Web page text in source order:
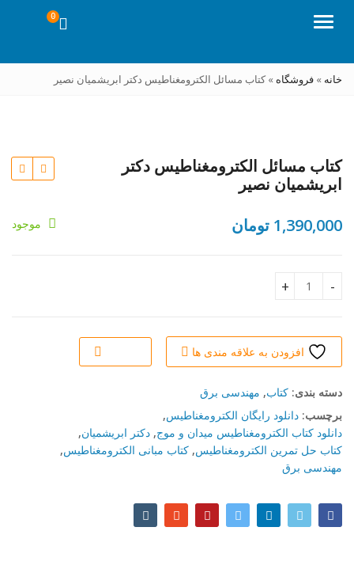
منو 0
خانه » فروشگاه »کتاب مسائل الکترومغناطیس دکتر ابریشمیان نصیر
کتاب مسائل الکترومغناطیس دکتر
ابریشمیان نصیر
1,390,000 تومان موجود
کتاب مسائل الکترومغناطیس دکتر ابریشمیان نصیر quantity
افزودن به علاقه مندی ها
دسته بند‌ی: کتاب, مهندسی برق
برچسب: دانلود رایگان الکترومغناطیس,
دانلود کتاب الکترومغناطیس میدان و موج, دکتر ابریشمیان,
کتاب حل تمرین الکترومغناطیس, کتاب مبانی الکترومغناطیس,
مهندسی برق